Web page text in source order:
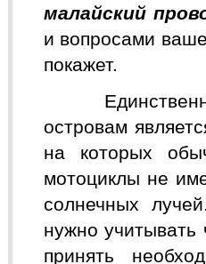
малайский
и вопросами
покажет.
Единственным
островам
на которых
мотоциклы не
солнечных
нужно учитывать
принять